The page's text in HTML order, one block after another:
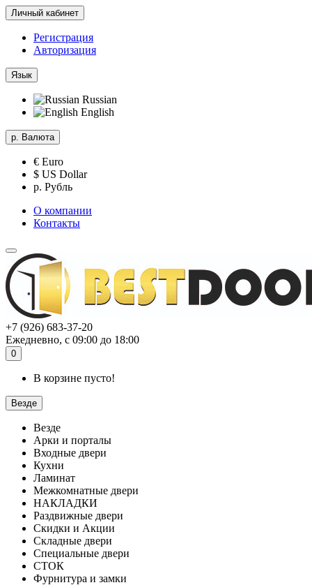
Личный кабинет
Регистрация
Авторизация
Язык
Russian
English
р. Валюта
€ Euro
$ US Dollar
р. Рубль
О компании
Контакты
+7 (926) 683-37-20
Ежедневно, с 09:00 до 18:00
0
В корзине пусто!
Везде
Везде
Арки и порталы
Входные двери
Кухни
Ламинат
Межкомнатные двери
НАКЛАДКИ
Раздвижные двери
Скидки и Акции
Складные двери
Специальные двери
СТОК
Фурнитура и замки